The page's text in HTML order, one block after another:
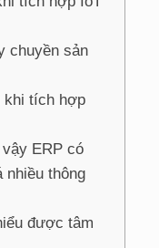
chuyền sản
khi tích hợp
ERP có
nhiều thông
được tâm